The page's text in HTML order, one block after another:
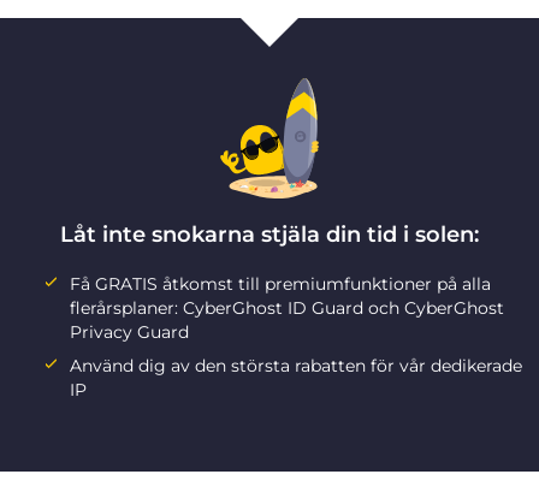
Låt inte snokarna stjäla din tid i solen:
Få GRATIS åtkomst till premiumfunktioner på alla
flerårsplaner: CyberGhost ID Guard och CyberGhost
Privacy Guard
Använd dig av den största rabatten för vår dedikerade
IP